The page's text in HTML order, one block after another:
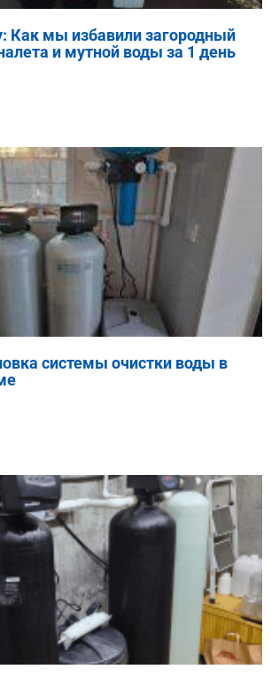
Как мы избавили загородный
и мутной воды за 1 день
системы очистки воды в